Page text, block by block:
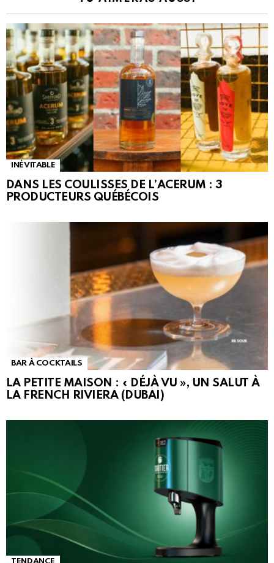
INÉVITABLE
DANS LES COULISSES DE L’ACERUM : 3
PRODUCTEURS QUÉBÉCOIS
BAR À COCKTAILS
LA PETITE MAISON : « DÉJÀ VU », UN SALUT À
LA FRENCH RIVIERA (DUBAI)
TENDANCE